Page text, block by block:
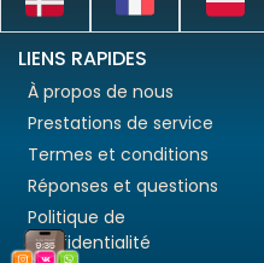
LIENS RAPIDES
À propos de nous
Prestations de service
Termes et conditions
Réponses et questions
Politique de
confidentialité